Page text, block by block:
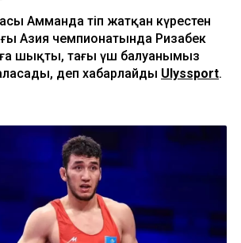
Амманда өтіп жатқан күрестен
Азия чемпионатында Ризабек
шықты, тағы үш балуанымыз
деп хабарлайды Ulyssport.